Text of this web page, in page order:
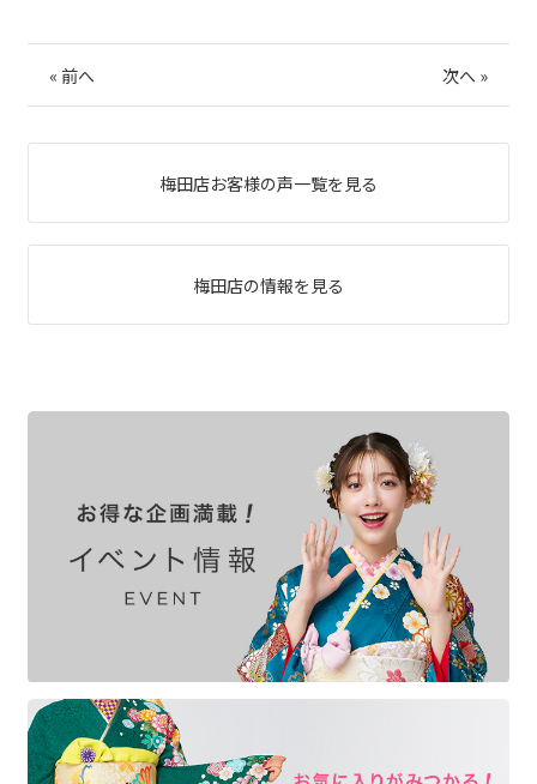
« 前へ 次へ »
梅田店お客様の声一覧を見る
梅田店の情報を見る